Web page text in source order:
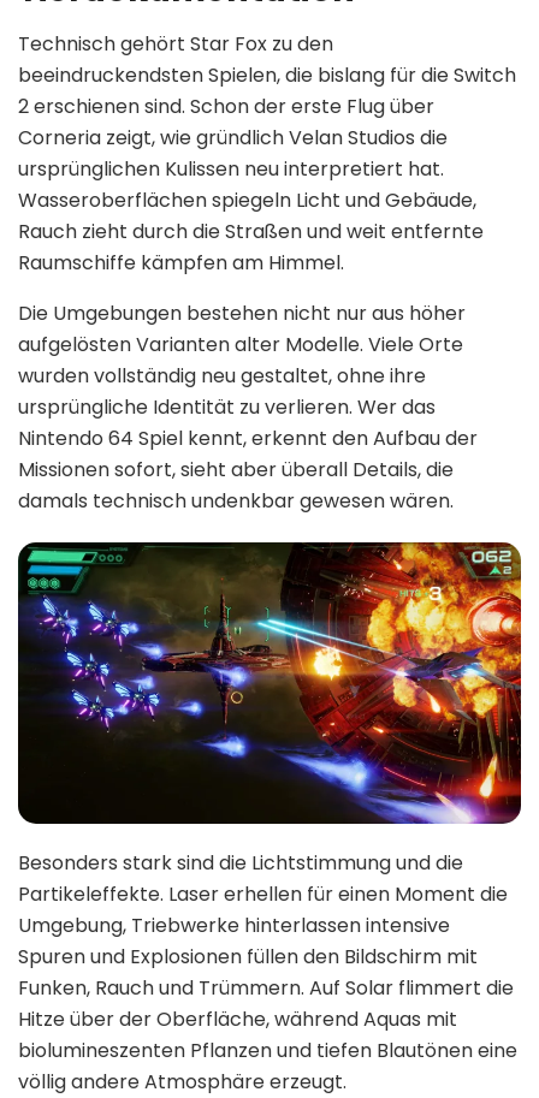
Technisch gehört Star Fox zu den
beeindruckendsten Spielen, die bislang für die Switch
2 erschienen sind. Schon der erste Flug über
Corneria zeigt, wie gründlich Velan Studios die
ursprünglichen Kulissen neu interpretiert hat.
Wasseroberflächen spiegeln Licht und Gebäude,
Rauch zieht durch die Straßen und weit entfernte
Raumschiffe kämpfen am Himmel.
Die Umgebungen bestehen nicht nur aus höher
aufgelösten Varianten alter Modelle. Viele Orte
wurden vollständig neu gestaltet, ohne ihre
ursprüngliche Identität zu verlieren. Wer das
Nintendo 64 Spiel kennt, erkennt den Aufbau der
Missionen sofort, sieht aber überall Details, die
damals technisch undenkbar gewesen wären.
Besonders stark sind die Lichtstimmung und die
Partikeleffekte. Laser erhellen für einen Moment die
Umgebung, Triebwerke hinterlassen intensive
Spuren und Explosionen füllen den Bildschirm mit
Funken, Rauch und Trümmern. Auf Solar flimmert die
Hitze über der Oberfläche, während Aquas mit
biolumineszenten Pflanzen und tiefen Blautönen eine
völlig andere Atmosphäre erzeugt.